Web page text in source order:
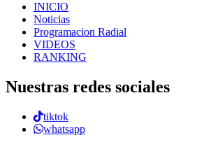
INICIO
Noticias
Programacion Radial
VIDEOS
RANKING
Nuestras redes sociales
tiktok
whatsapp